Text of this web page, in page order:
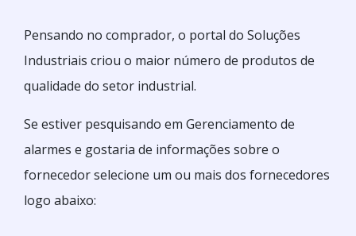
Pensando no comprador, o portal do Soluções
Industriais criou o maior número de produtos de
qualidade do setor industrial.
Se estiver pesquisando em Gerenciamento de
alarmes e gostaria de informações sobre o
fornecedor selecione um ou mais dos fornecedores
logo abaixo: